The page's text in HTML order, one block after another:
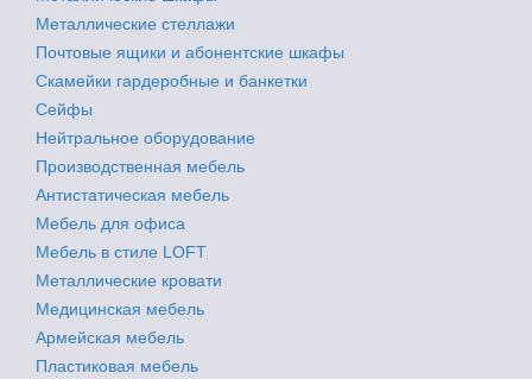
Металлические стеллажи
Почтовые ящики и абонентские шкафы
Скамейки гардеробные и банкетки
Сейфы
Нейтральное оборудование
Производственная мебель
Антистатическая мебель
Мебель для офиса
Мебель в стиле LOFT
Металлические кровати
Медицинская мебель
Армейская мебель
Пластиковая мебель